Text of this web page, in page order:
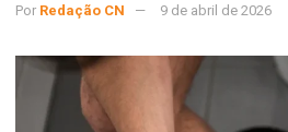
Por Redação CN 9 de abril de 2026